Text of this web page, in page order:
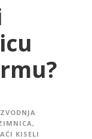
,
KISELI